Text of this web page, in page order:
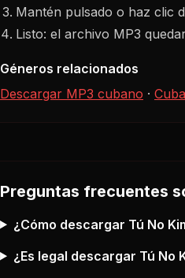
Mantén pulsado o haz clic
Listo: el archivo MP3
Géneros relacionados
Descargar MP3 cubano ·
Preguntas frecuentes
¿Cómo descargar Tú No
¿Es legal descargar Tú No